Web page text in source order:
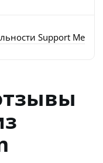
Support Mepsod